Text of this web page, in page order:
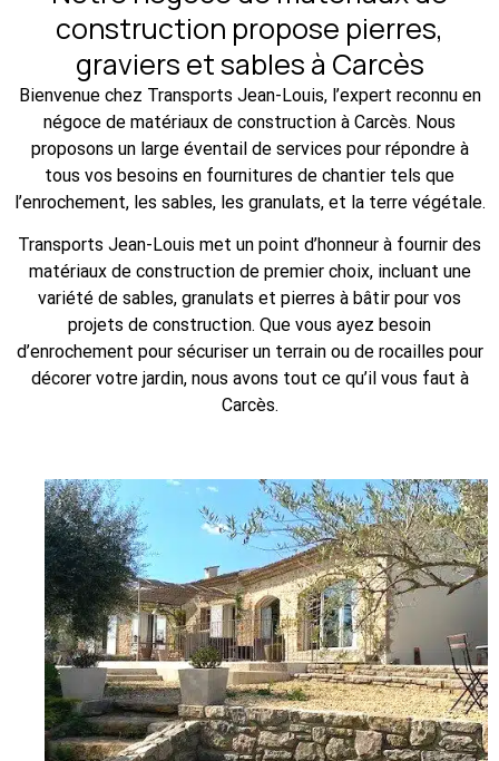
construction propose pierres,
graviers et sables à Carcès
Bienvenue chez Transports Jean-Louis, l’expert reconnu en
négoce de matériaux de construction à Carcès. Nous
proposons un large éventail de services pour répondre à
tous vos besoins en fournitures de chantier tels que
l’enrochement, les sables, les granulats, et la terre végétale.
Transports Jean-Louis met un point d’honneur à fournir des
matériaux de construction de premier choix, incluant une
variété de sables, granulats et pierres à bâtir pour vos
projets de construction. Que vous ayez besoin
d’enrochement pour sécuriser un terrain ou de rocailles pour
décorer votre jardin, nous avons tout ce qu’il vous faut à
Carcès.